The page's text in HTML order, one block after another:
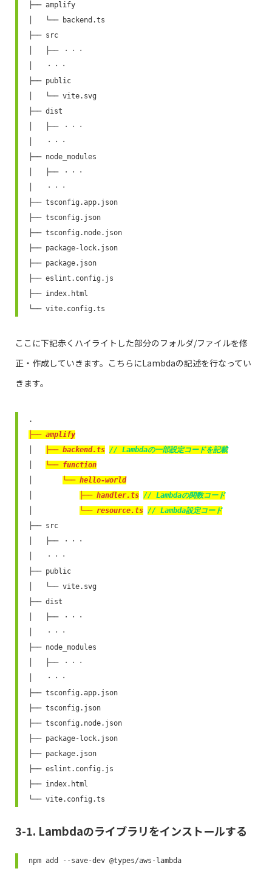
├── amplify
│   └── backend.ts
├── src
│   ├── ・・・
│   ・・・
├── public
│   └── vite.svg
├── dist
│   ├── ・・・
│   ・・・
├── node_modules
│   ├── ・・・
│   ・・・
├── tsconfig.app.json
├── tsconfig.json
├── tsconfig.node.json
├── package-lock.json
├── package.json
├── eslint.config.js
├── index.html
└── vite.config.ts
ここに下記赤くハイライトした部分のフォルダ/ファイルを修
正・作成していきます。こちらにLambdaの記述を行なってい
きます。
├── amplify
├── backend.ts // Lambdaの一部設定コードを記載
└── function
└── hello-world
├── handler.ts // Lambdaの関数コード
└── resource.ts // Lambda設定コード
├── src
│   ├── ・・・
│   ・・・
├── public
│   └── vite.svg
├── dist
│   ├── ・・・
│   ・・・
├── node_modules
│   ├── ・・・
│   ・・・
├── tsconfig.app.json
├── tsconfig.json
├── tsconfig.node.json
├── package-lock.json
├── package.json
├── eslint.config.js
├── index.html
└── vite.config.ts
3-1. Lambdaのライブラリをインストールする
npm add --save-dev @types/aws-lambda